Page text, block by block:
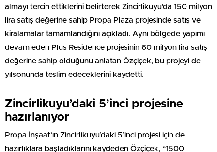
almayı tercih ettiklerini belirterek Zincirlikuyu’da 150 milyon
lira satış değerine sahip Propa Plaza projesinde satış ve
kiralamalar tamamlandığını açıkladı. Aynı bölgede yapımı
devam eden Plus Residence projesinin 60 milyon lira satış
değerine sahip olduğunu anlatan Özçiçek, bu projeyi de
yılsonunda teslim edeceklerini kaydetti.
Zincirlikuyu’daki 5’inci projesine
hazırlanıyor
Propa İnşaat’ın Zincirlikuyu’daki 5’inci projesi için de
hazırlıklara başladıklarını kaydeden Özçiçek, “1500